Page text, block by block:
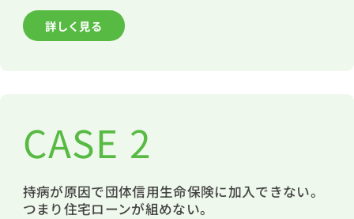
詳しく見る
CASE 2
持病が原因で団体信用生命保険に加入できない。
つまり住宅ローンが組めない。